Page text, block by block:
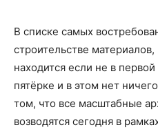
В списке самых
строительстве
находится если не в
пятёрке и в этом нет
том, что все масштабные
возводятся сегодня в